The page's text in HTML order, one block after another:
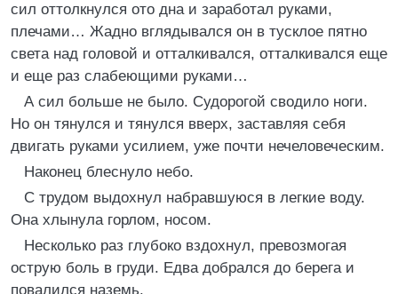
сил оттолкнулся ото дна и заработал руками,
плечами… Жадно вглядывался он в тусклое пятно
света над головой и отталкивался, отталкивался еще
и еще раз слабеющими руками…
А сил больше не было. Судорогой сводило ноги.
Но он тянулся и тянулся вверх, заставляя себя
двигать руками усилием, уже почти нечеловеческим.
Наконец блеснуло небо.
С трудом выдохнул набравшуюся в легкие воду.
Она хлынула горлом, носом.
Несколько раз глубоко вздохнул, превозмогая
острую боль в груди. Едва добрался до берега и
повалился наземь.